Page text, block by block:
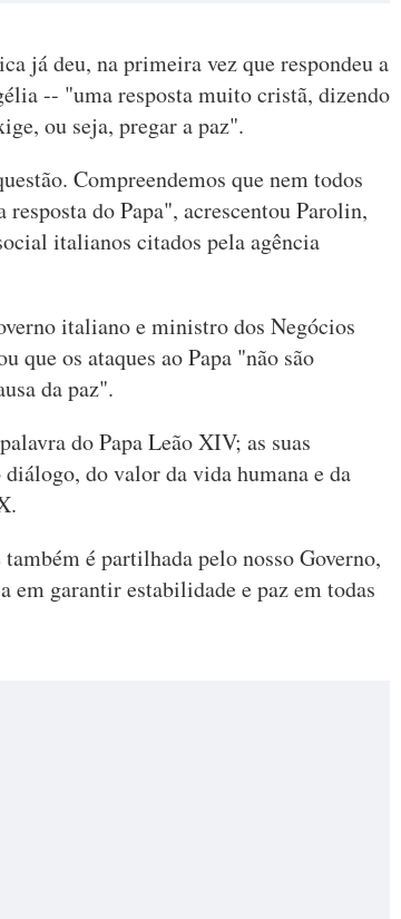
já deu, na primeira vez que respondeu a
-- "uma resposta muito cristã, dizendo
ou seja, pregar a paz".
Compreendemos que nem todos
resposta do Papa", acrescentou Parolin,
italianos citados pela agência
italiano e ministro dos Negócios
que os ataques ao Papa "não são
da paz".
do Papa Leão XIV; as suas
do valor da vida humana e da
é partilhada pelo nosso Governo,
em garantir estabilidade e paz em todas